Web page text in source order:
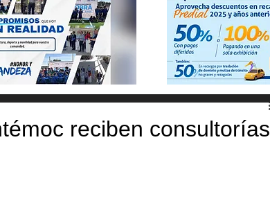
reciben consultorías